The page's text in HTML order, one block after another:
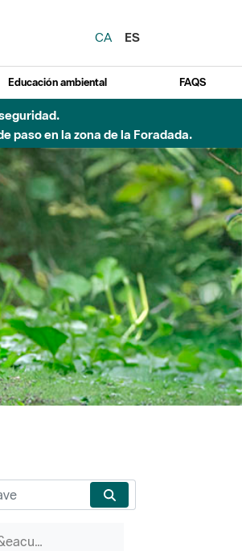
CA
ES
Educación ambiental FAQS
paso en la zona de la Foradada.
P&aacute;ginas hu&eacute;rfanas